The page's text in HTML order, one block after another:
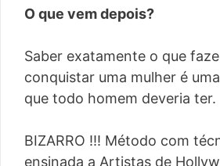
O que vem depois?
Saber exatamente o que
conquistar uma mulher é
que todo homem deveria ter.
BIZARRO !!! Método com
ensinada a Artistas de